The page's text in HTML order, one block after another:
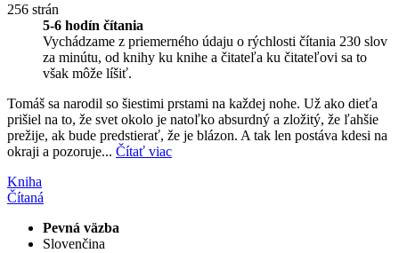
256 strán
5-6 hodín čítania
Vychádzame z priemerného údaju o rýchlosti čítania 230 slov
za minútu, od knihy ku knihe a čitateľa ku čitateľovi sa to
však môže líšiť.
Tomáš sa narodil so šiestimi prstami na každej nohe. Už ako dieťa
prišiel na to, že svet okolo je natoľko absurdný a zložitý, že ľahšie
prežije, ak bude predstierať, že je blázon. A tak len postáva kdesi na
okraji a pozoruje... Čítať viac
Kniha
Čítaná
Pevná väzba
Slovenčina